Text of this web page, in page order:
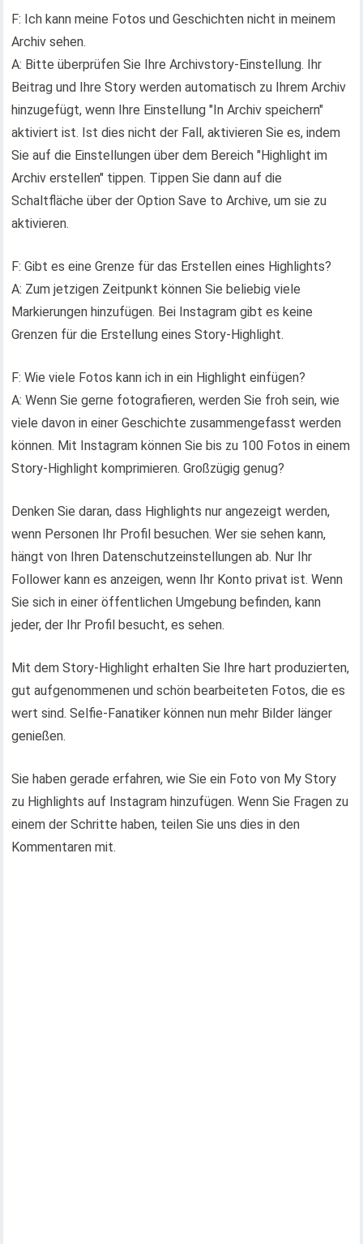
F: Ich kann meine Fotos und Geschichten nicht in meinem
Archiv sehen.
A: Bitte überprüfen Sie Ihre Archivstory-Einstellung. Ihr
Beitrag und Ihre Story werden automatisch zu Ihrem Archiv
hinzugefügt, wenn Ihre Einstellung "In Archiv speichern"
aktiviert ist. Ist dies nicht der Fall, aktivieren Sie es, indem
Sie auf die Einstellungen über dem Bereich "Highlight im
Archiv erstellen" tippen. Tippen Sie dann auf die
Schaltfläche über der Option Save to Archive, um sie zu
aktivieren.
F: Gibt es eine Grenze für das Erstellen eines Highlights?
A: Zum jetzigen Zeitpunkt können Sie beliebig viele
Markierungen hinzufügen. Bei Instagram gibt es keine
Grenzen für die Erstellung eines Story-Highlight.
F: Wie viele Fotos kann ich in ein Highlight einfügen?
A: Wenn Sie gerne fotografieren, werden Sie froh sein, wie
viele davon in einer Geschichte zusammengefasst werden
können. Mit Instagram können Sie bis zu 100 Fotos in einem
Story-Highlight komprimieren. Großzügig genug?
Denken Sie daran, dass Highlights nur angezeigt werden,
wenn Personen Ihr Profil besuchen. Wer sie sehen kann,
hängt von Ihren Datenschutzeinstellungen ab. Nur Ihr
Follower kann es anzeigen, wenn Ihr Konto privat ist. Wenn
Sie sich in einer öffentlichen Umgebung befinden, kann
jeder, der Ihr Profil besucht, es sehen.
Mit dem Story-Highlight erhalten Sie Ihre hart produzierten,
gut aufgenommenen und schön bearbeiteten Fotos, die es
wert sind. Selfie-Fanatiker können nun mehr Bilder länger
genießen.
Sie haben gerade erfahren, wie Sie ein Foto von My Story
zu Highlights auf Instagram hinzufügen. Wenn Sie Fragen zu
einem der Schritte haben, teilen Sie uns dies in den
Kommentaren mit.